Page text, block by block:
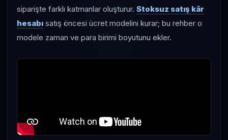
siparişte farklı katmanlar oluşturur. Stoksuz satış kâr
hesabı satış öncesi ücret modelini kurar; bu rehber o
modele zaman ve para birimi boyutunu ekler.